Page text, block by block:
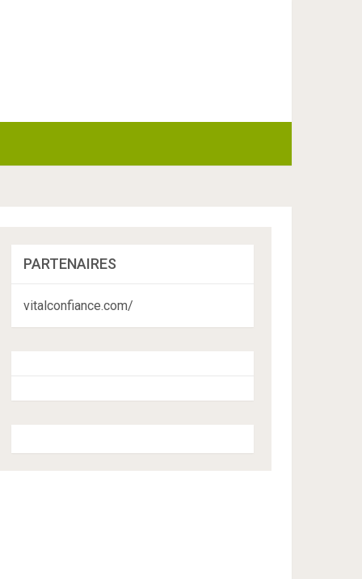
PARTENAIRES
vitalconfiance.com/